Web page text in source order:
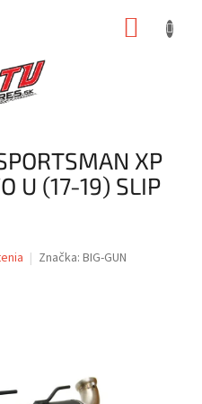
XP
U (17-19) SLIP
Značka: BIG-GUN